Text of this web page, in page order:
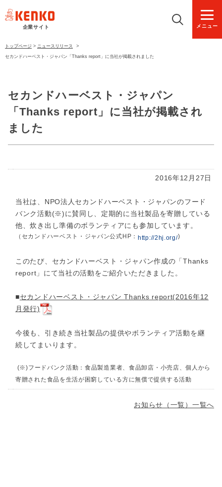
企業サイト メニュー
トップページ > ニュースリリース >
セカンドハーベスト・ジャパン「Thanks report」に当社が掲載されました
セカンドハーベスト・ジャパン
「Thanks report」に当社が掲載され
ました
2016年12月27日
当社は、NPO法人セカンドハーベスト・ジャパンのフード
バンク活動(※)に賛同し、定期的に当社製品を寄贈している
他、炊き出し準備のボランティアにも参加しています。
（セカンドハーベスト・ジャパン公式HP： http://2hj.org/)
このたび、セカンドハーベスト・ジャパン作成の「Thanks
report」にて当社の活動をご紹介いただきました。
■セカンドハーベスト・ジャパン Thanks report(2016年12
月発行)
今後も、引き続き当社製品の提供やボランティア活動を継
続してまいります。
(※)フードバンク活動：食品製造業者、食品卸店・小売店、個人から
寄贈された食品を生活が困窮している方に無償で提供する活動
お知らせ（一覧）一覧へ